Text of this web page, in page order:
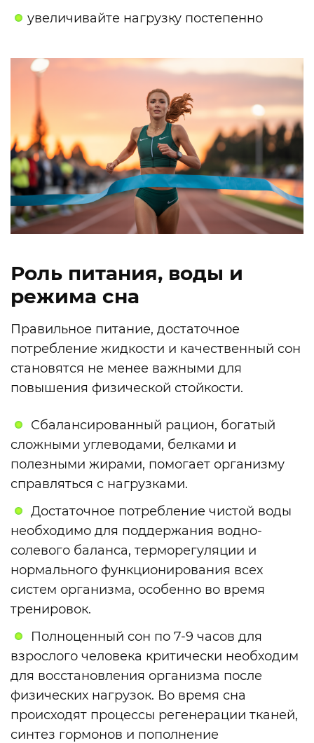
увеличивайте нагрузку постепенно
Роль питания, воды и
режима сна
Правильное питание, достаточное
потребление жидкости и качественный сон
становятся не менее важными для
повышения физической стойкости.
Сбалансированный рацион, богатый
сложными углеводами, белками и
полезными жирами, помогает организму
справляться с нагрузками.
Достаточное потребление чистой воды
необходимо для поддержания водно-
солевого баланса, терморегуляции и
нормального функционирования всех
систем организма, особенно во время
тренировок.
Полноценный сон по 7-9 часов для
взрослого человека критически необходим
для восстановления организма после
физических нагрузок. Во время сна
происходят процессы регенерации тканей,
синтез гормонов и пополнение